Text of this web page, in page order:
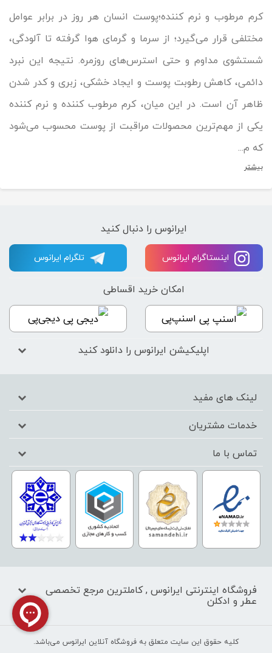
کرم مرطوب و نرم کننده؛پوست انسان هر روز در برابر عوامل
مختلفی قرار می‌گیرد؛ از سرما و گرمای هوا گرفته تا آلودگی،
شستشوی مداوم و حتی استرس‌های روزمره. نتیجه این نبرد
دائمی، کاهش رطوبت پوست و ایجاد خشکی، زبری و کدر شدن
ظاهر آن است. در این میان، کرم مرطوب کننده و نرم کننده
یکی از مهم‌ترین محصولات مراقبت از پوست محسوب می‌شود
که م...
بیشتر
ایرانوس را دنبال کنید
تلگرام ایرانوس اینستاگرام ایرانوس
امکان خرید اقساطی
اسنپ‌پی دیجی‌پی
اپلیکیشن ایرانوس را دانلود کنید
لینک های مفید
خدمات مشتریان
تماس با ما
فروشگاه اینترنتی ایرانوس , کاملترین مرجع تخصصی
عطر و ادکلن
کليه حقوق اين سايت متعلق به فروشگاه آنلاین ایرانوس می‌باشد.